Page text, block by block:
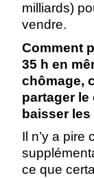
milliards)
vendre.
Comment
35 h en
chômage,
partager le
baisser les
Il n’y a pire
ce que